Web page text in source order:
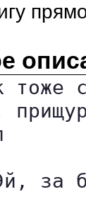
тоже
за